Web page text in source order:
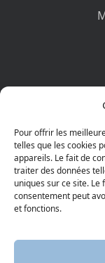
Pour offrir les
telles que les cookies
appareils. Le fait de
traiter des données
uniques sur ce site.
consentement peut
et fonctions.
Vos